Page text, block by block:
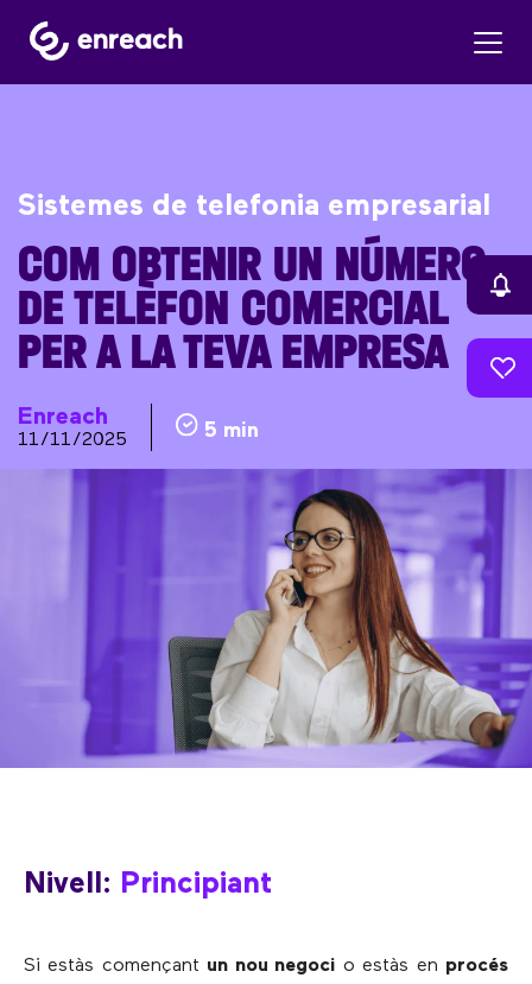
Sistemes de telefonia empresarial
COM OBTENIR UN NÚMERO
DE TELÈFON COMERCIAL
PER A LA TEVA EMPRESA
Enreach
11/11/2025 5 min
Nivell: Principiant
Si estàs començant un nou negoci o estàs en procés